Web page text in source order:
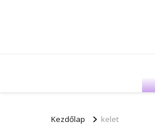
Kezdőlap kelet